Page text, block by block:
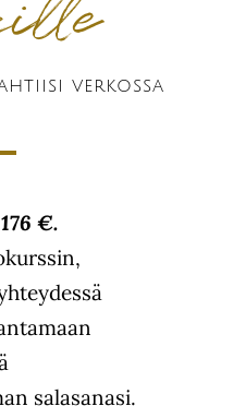
verkossa
€.
salasanasi.